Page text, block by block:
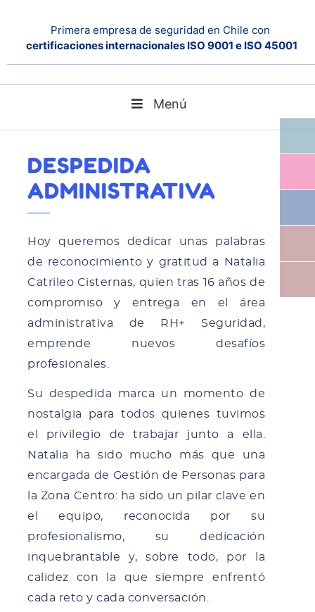
Primera empresa de seguridad en Chile con
certificaciones internacionales ISO 9001 e ISO 45001
Menú
Despedida Administrativa
DESPEDIDA
ADMINISTRATIVA
Hoy queremos dedicar unas palabras
de reconocimiento y gratitud a Natalia
Catrileo Cisternas, quien tras 16 años de
compromiso y entrega en el área
administrativa de RH+ Seguridad,
emprende nuevos desafíos
profesionales.
Su despedida marca un momento de
nostalgia para todos quienes tuvimos
el privilegio de trabajar junto a ella.
Natalia ha sido mucho más que una
encargada de Gestión de Personas para
la Zona Centro: ha sido un pilar clave en
el equipo, reconocida por su
profesionalismo, su dedicación
inquebrantable y, sobre todo, por la
calidez con la que siempre enfrentó
cada reto y cada conversación.